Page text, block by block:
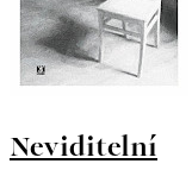
Neviditelní